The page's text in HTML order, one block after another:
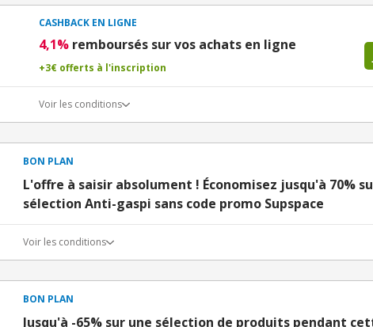
CASHBACK EN LIGNE
4,1% remboursés sur vos achats en ligne
+3€ offerts à l'inscription
Voir les conditions
BON PLAN
L'offre à saisir absolument ! Économisez jusqu'à 70%
sélection Anti-gaspi sans code promo Supspace
Voir les conditions
BON PLAN
Jusqu'à -65% sur une sélection de produits pendant